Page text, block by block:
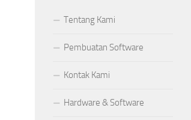
Tentang Kami
Pembuatan Software
Kontak Kami
Hardware & Software